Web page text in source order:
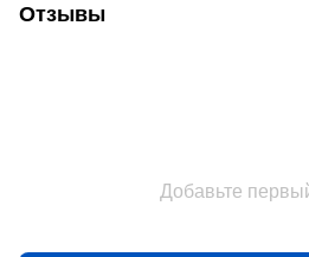
Отзывы
Добавьте